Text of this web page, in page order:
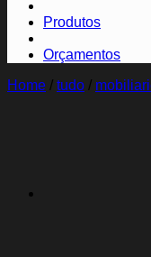
Produtos
Orçamentos
Home / tudo /